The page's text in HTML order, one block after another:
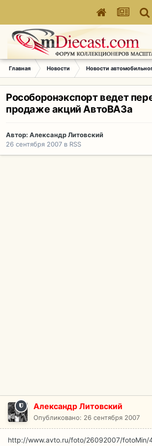
Главная Новости Новости
Рособоронэкспорт ведет
продаже акций АвтоВАЗа
Автор: Александр Литовский
26 сентября 2007 в RSS
Александр Литовский
Опубликовано: 26 сентября 2007
http://www.avto.ru/foto/26092007/fotoMin/